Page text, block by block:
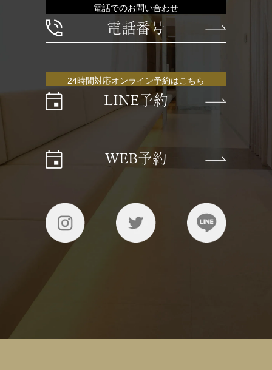
電話でのお問い合わせ
電話番号
24時間対応オンライン予約はこちら
LINE予約
WEB予約